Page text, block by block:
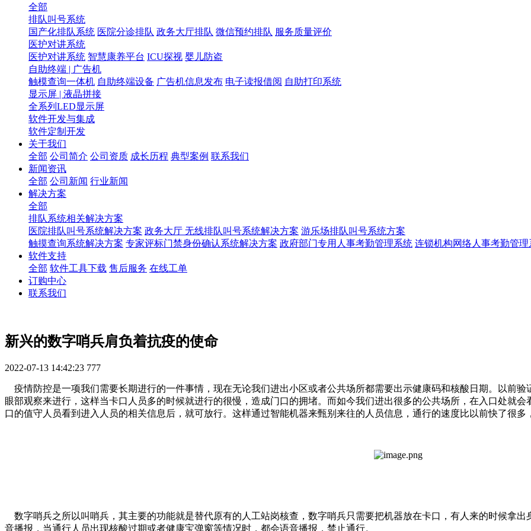
全部
排队叫号系统
国产化排队系统 医院分诊排队 政务大厅排队 微信预约排队 服务质量评价
医护对讲系统
医护对讲系统 智慧康养平台 ICU探视 婴儿防盗
自助终端 | 广告机
触模查询一体机 自助终端设备 广告机信息发布 电子读报借阅 自助打印系统
显示屏 | 液晶拼接
全系列LED显示屏
软件开发与集成
软件定制开发
关于我们
全部 公司简介 公司资质 成长历程 典型案例 联系我们
新闻资讯
全部 公司新闻 行业新闻
解决方案
全部
排队系统相关解决方案
医院排队叫号系统解决方案 政务大厅 无线排队叫号系统解决方案 游乐场排队叫号系统方案
触摸查询系统解决方案 专家评标门禁身份确认系统解决方案 政府部门专用人事考勤管理系统 连锁机构网络人事考勤管
软件支持
全部 软件工具下载 售后服务 在线工单
订购中心
联系我们
新兴的数字哨兵肩负着抗疫的使命
2022-07-13 14:42:23 777
疫情防控是一项我们需要长期进行的一件事情，现在无论我们进出小区或者公共场所都需要出示健康码和核酸日期。以前
眼部观察来进行，这样当卡口人员多的时候就进行的很慢，造成门口的拥堵。而如今我们进出很多的公共场所，在入口处就
口的值守人员看到进入人员的相关信息后，就可放行。这样通过智能机器来甄别来往的人员信息，通行的速度比以前快了很多
数字哨兵之所以叫哨兵，其主要的功能就是替代原有的人工站岗核查，数字哨兵只需要把机器放在卡口，有人来的时候拿
音播报，当通行人员出现核酸过期或者健康宝弹窗等情况时，都会语音播报，禁止通行。